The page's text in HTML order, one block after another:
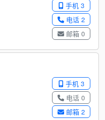
手机 3
电话 2
邮箱 0
手机 3
电话 0
邮箱 2